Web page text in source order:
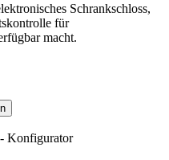
Schrankschloss,
für
macht.